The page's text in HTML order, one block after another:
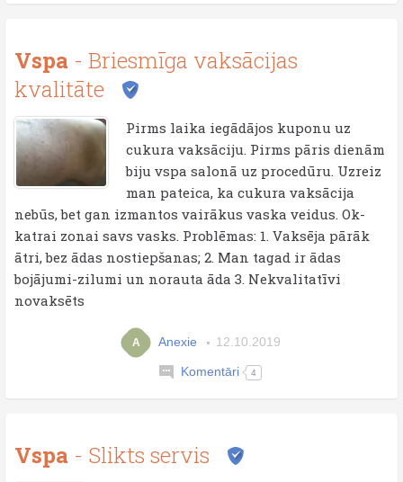
Vspa - Briesmīga vaksācijas
kvalitāte
Pirms laika iegādājos kuponu uz
cukura vaksāciju. Pirms pāris dienām
biju vspa salonā uz procedūru. Uzreiz
man pateica, ka cukura vaksācija
nebūs, bet gan izmantos vairākus vaska veidus. Ok-
katrai zonai savs vasks. Problēmas: 1. Vaksēja pārāk
ātri, bez ādas nostiepšanas; 2. Man tagad ir ādas
bojājumi-zilumi un norauta āda 3. Nekvalitatīvi
novaksēts
A Anexie 12.10.2019
Komentāri 4
Vspa - Slikts servis